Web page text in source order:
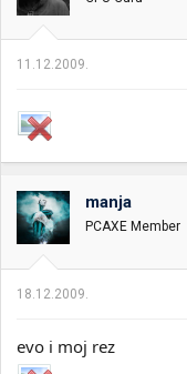
11.12.2009.
manja
PCAXE Member
18.12.2009.
evo i moj rez